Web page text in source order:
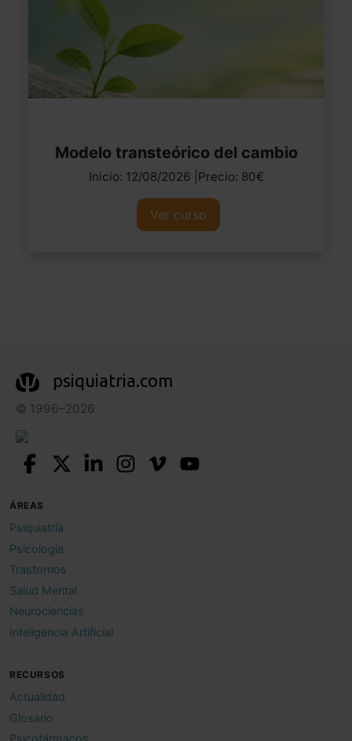
Modelo transteórico del cambio
Inicio: 12/08/2026 |Precio: 80€
Ver curso
psiquiatria.com
© 1996–2026
ÁREAS
Psiquiatría
Psicología
Trastornos
Salud Mental
Neurociencias
Inteligencia Artificial
RECURSOS
Actualidad
Glosario